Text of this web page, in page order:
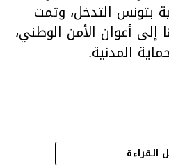
بتونس التدخل، وتمت
إلى أعوان الأمن الوطني،
المدنية.
القراءة